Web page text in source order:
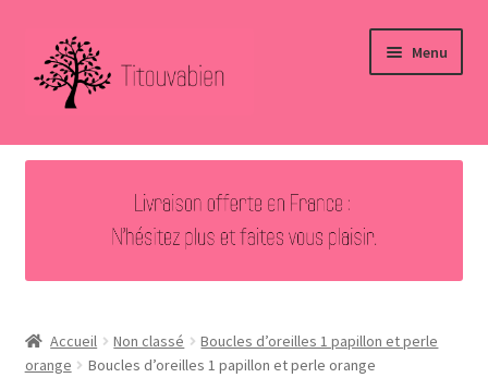
Aller
Aller
contenu
Menu
Accueil
le
enfant
le
Vous avez aimé … Merci !
Accueil Non classé
Boucles d’oreilles 1 papillon et perle
orange
Boucles d’oreilles 1 papillon et perle orange